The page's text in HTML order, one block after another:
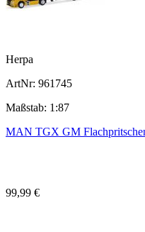
Herpa
ArtNr: 961745
Maßstab: 1:87
MAN TGX GM
99,99 €